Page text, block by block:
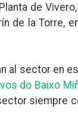
de
de la Torre,
al sector en
do Baixo
siempre